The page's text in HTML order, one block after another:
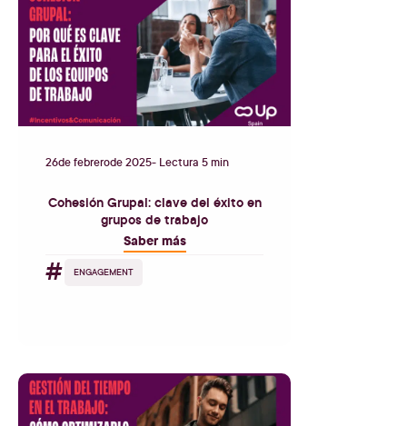
26defebrerode2025- Lectura 5 min
Cohesión Grupal: clave del éxito en
grupos de trabajo
Saber más
# ENGAGEMENT